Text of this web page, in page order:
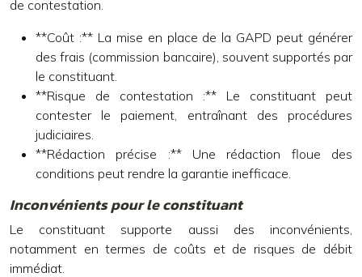
de contestation.
**Coût :** La mise en place de la GAPD peut générer
des frais (commission bancaire), souvent supportés par
le constituant.
**Risque de contestation :** Le constituant peut
contester le paiement, entraînant des procédures
judiciaires.
**Rédaction précise :** Une rédaction floue des
conditions peut rendre la garantie inefficace.
Inconvénients pour le constituant
Le constituant supporte aussi des inconvénients,
notamment en termes de coûts et de risques de débit
immédiat.